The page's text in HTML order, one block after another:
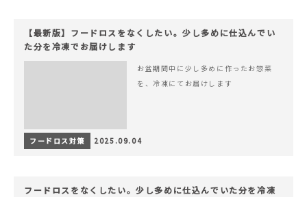
【最新版】フードロスをなくしたい。少し多めに仕込んでい
た分を冷凍でお届けします
お盆期間中に少し多めに作ったお惣菜
を、冷凍にてお届けします
フードロス対策 2025.09.04
フードロスをなくしたい。少し多めに仕込んでいた分を冷凍